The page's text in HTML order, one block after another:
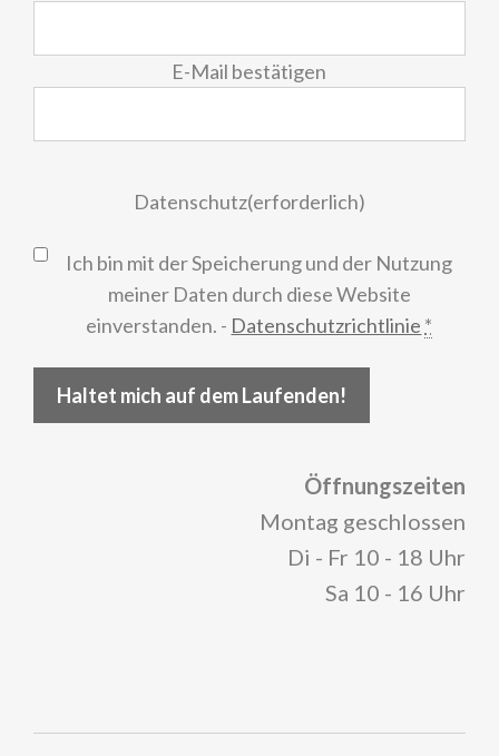
E-Mail bestätigen
Datenschutz(erforderlich)
Ich bin mit der Speicherung und der Nutzung
meiner Daten durch diese Website
einverstanden. - Datenschutzrichtlinie *
Haltet mich auf dem Laufenden!
Öffnungszeiten
Montag geschlossen
Di - Fr 10 - 18 Uhr
Sa 10 - 16 Uhr